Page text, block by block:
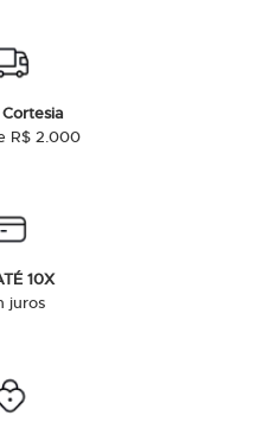
R$ 2.000
10X
juros